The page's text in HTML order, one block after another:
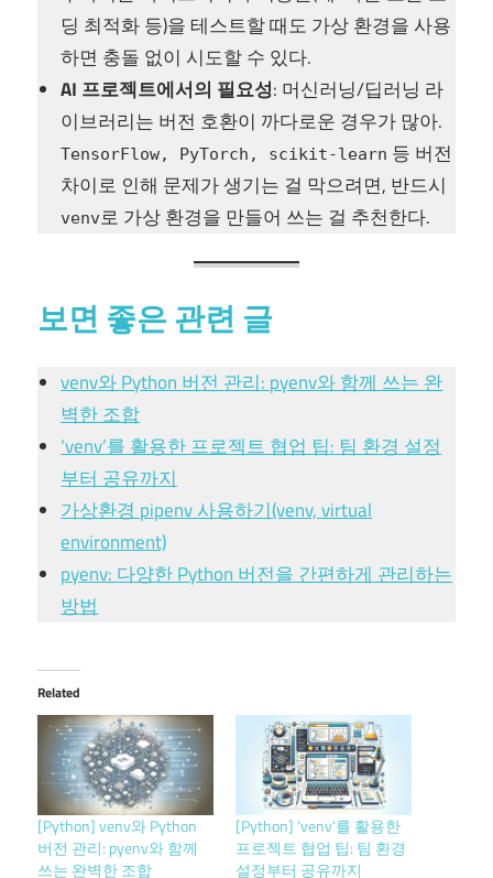
딩 최적화 등)을 테스트할 때도 가상 환경을 사용
하면 충돌 없이 시도할 수 있다.
AI 프로젝트에서의 필요성: 머신러닝/딥러닝 라
이브러리는 버전 호환이 까다로운 경우가 많아.
TensorFlow, PyTorch, scikit-learn 등 버전
차이로 인해 문제가 생기는 걸 막으려면, 반드시
venv로 가상 환경을 만들어 쓰는 걸 추천한다.
보면 좋은 관련 글
venv와 Python 버전 관리: pyenv와 함께 쓰는 완
벽한 조합
‘venv’를 활용한 프로젝트 협업 팁: 팀 환경 설정
부터 공유까지
가상환경 pipenv 사용하기(venv, virtual
environment)
pyenv: 다양한 Python 버전을 간편하게 관리하는
방법
Related
[Python] venv와 Python
버전 관리: pyenv와 함께
쓰는 완벽한 조합
[Python] ‘venv’를 활용한
프로젝트 협업 팁: 팀 환경
설정부터 공유까지